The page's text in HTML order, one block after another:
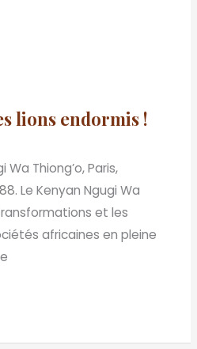
lions endormis !
Wa Thiong’o, Paris,
Le Kenyan Ngugi Wa
et les
africaines en pleine